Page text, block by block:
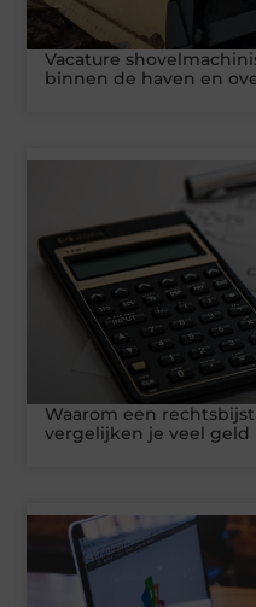
Vacature
binnen de haven en
Waarom een
vergelijken je veel geld